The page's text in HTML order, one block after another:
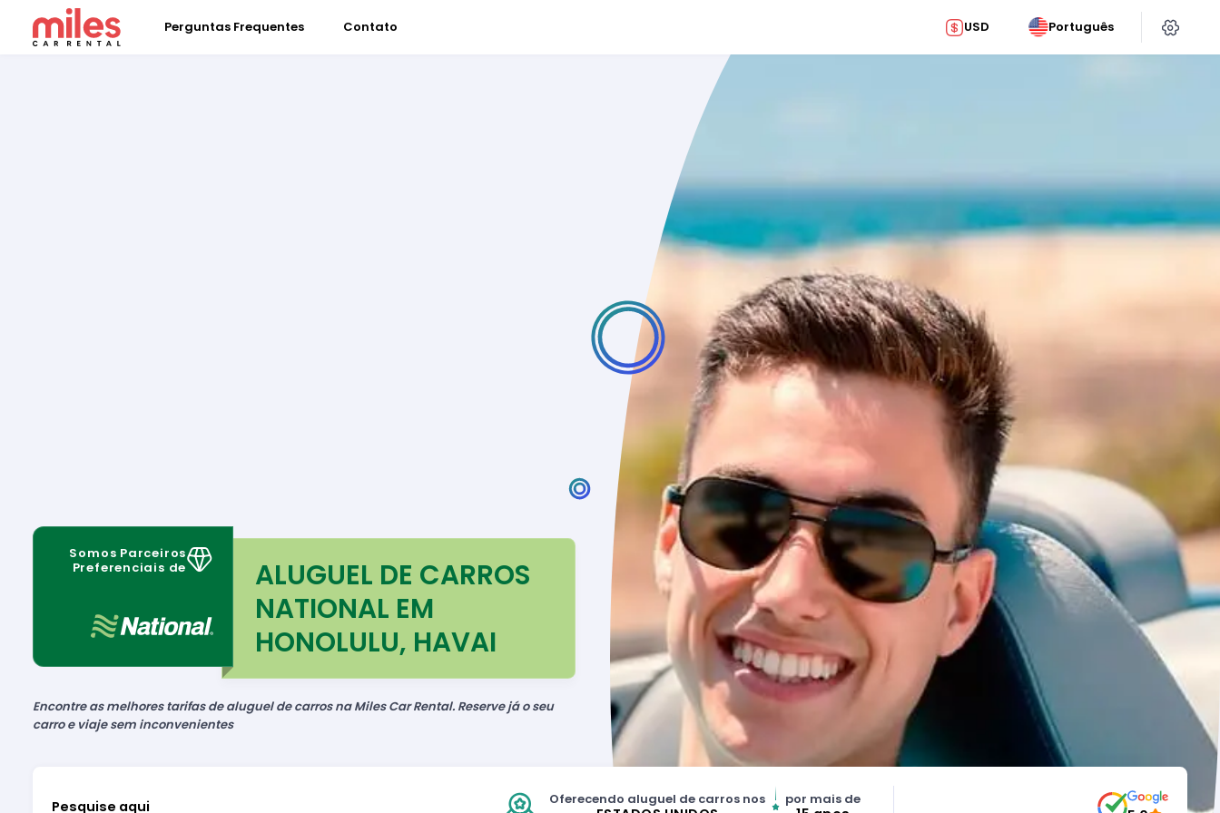
Perguntas Frequentes Contato USD Português
Somos Parceiros
Preferenciais de
ALUGUEL DE CARROS
NATIONAL EM
HONOLULU, HAVAI
Encontre as melhores tarifas de aluguel de carros na Miles Car Rental. Reserve já o seu
carro e viaje sem inconvenientes
Pesquise aqui Oferecendo aluguel de carros nos por mais de